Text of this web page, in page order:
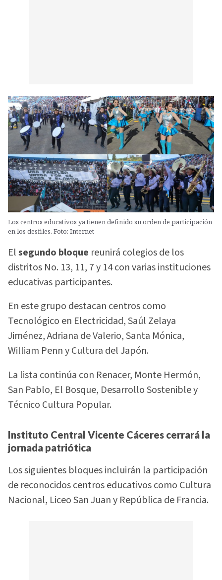
Los centros educativos ya tienen definido su orden de participación
en los desfiles. Foto: Internet
Elsegundo bloque reunirá colegios de los
distritos No. 13, 11, 7 y 14 con varias instituciones
educativas participantes.
En este grupo destacan centros como
Tecnológico en Electricidad, Saúl Zelaya
Jiménez, Adriana de Valerio, Santa Mónica,
William Penn y Cultura del Japón.
La lista continúa con Renacer, Monte Hermón,
San Pablo, El Bosque, Desarrollo Sostenible y
Técnico Cultura Popular.
Instituto Central Vicente Cáceres cerrará la
jornada patriótica
Los siguientes bloques incluirán la participación
de reconocidos centros educativos como Cultura
Nacional, Liceo San Juan y República de Francia.